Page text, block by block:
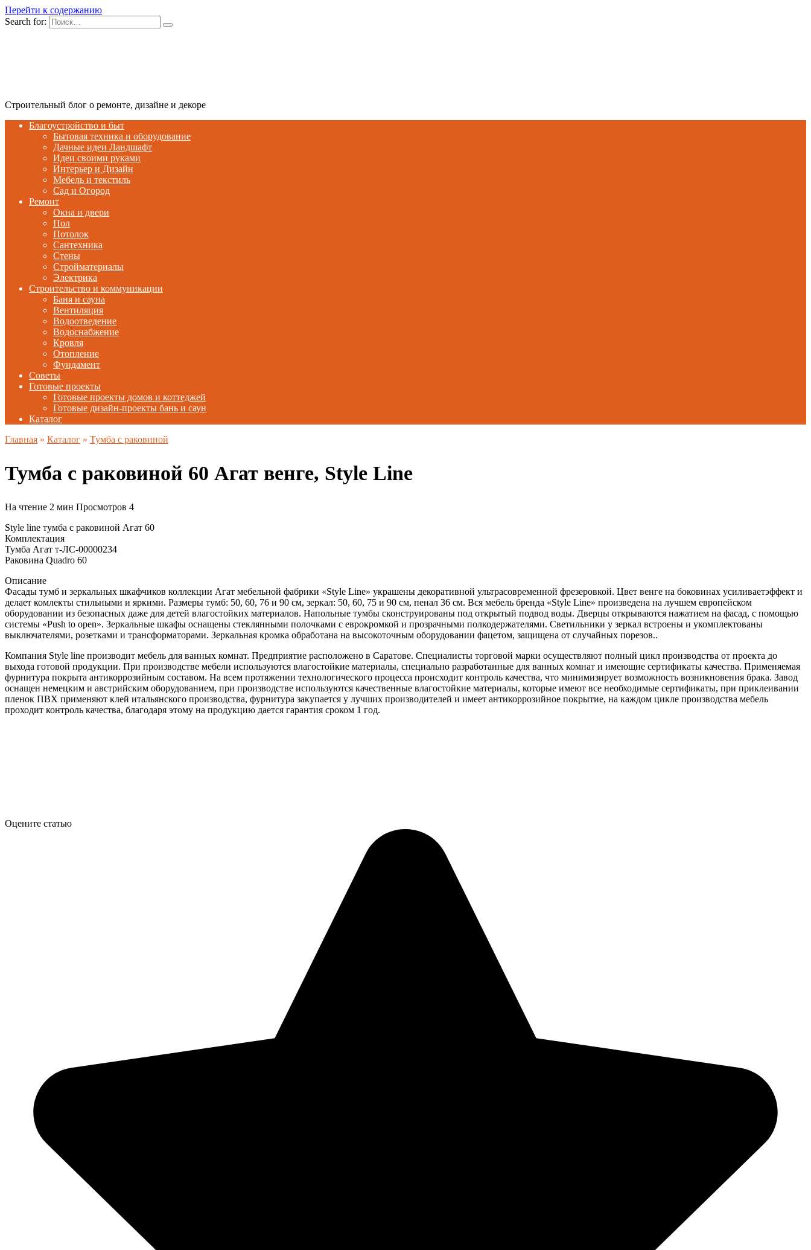
Перейти к содержанию
Search for:
Строительный блог о ремонте, дизайне и декоре
Благоустройство и быт
Бытовая техника и оборудование
Дачные идеи Ландшафт
Идеи своими руками
Интерьер и Дизайн
Мебель и текстиль
Сад и Огород
Ремонт
Окна и двери
Пол
Потолок
Сантехника
Стены
Стройматериалы
Электрика
Строительство и коммуникации
Баня и сауна
Вентиляция
Водоотведение
Водоснабжение
Кровля
Отопление
Фундамент
Советы
Готовые проекты
Готовые проекты домов и коттеджей
Готовые дизайн-проекты бань и саун
Каталог
Главная » Каталог » Тумба с раковиной
Тумба с раковиной 60 Агат венге, Style Line
На чтение 2 мин Просмотров 4
Style line тумба с раковиной Агат 60
Комплектация
Тумба Агат т-ЛС-00000234
Раковина Quadro 60
Описание
Фасады тумб и зеркальных шкафчиков коллекции Агат мебельной фабрики «Style Line» украшены декоративной ультрасовременной фрезеровкой. Цвет венге на боковинах усиливаетэффект и
делает комлекты стильными и яркими. Размеры тумб: 50, 60, 76 и 90 см, зеркал: 50, 60, 75 и 90 см, пенал 36 см. Вся мебель бренда «Style Line» произведена на лучшем европейском
оборудовании из безопасных даже для детей влагостойких материалов. Напольные тумбы сконструированы под открытый подвод воды. Дверцы открываются нажатием на фасад, с помощью
системы «Push to open». Зеркальные шкафы оснащены стеклянными полочками с еврокромкой и прозрачными полкодержателями. Светильники у зеркал встроены и укомплектованы
выключателями, розетками и трансформаторами. Зеркальная кромка обработана на высокоточным оборудовании фацетом, защищена от случайных порезов..
Компания Style line производит мебель для ванных комнат. Предприятие расположено в Саратове. Специалисты торговой марки осуществляют полный цикл производства от проекта до
выхода готовой продукции. При производстве мебели используются влагостойкие материалы, специально разработанные для ванных комнат и имеющие сертификаты качества. Применяемая
фурнитура покрыта антикоррозийным составом. На всем протяжении технологического процесса происходит контроль качества, что минимизирует возможность возникновения брака. Завод
оснащен немецким и австрийским оборудованием, при производстве используются качественные влагостойкие материалы, которые имеют все необходимые сертификаты, при приклеивании
пленок ПВХ применяют клей итальянского производства, фурнитура закупается у лучших производителей и имеет антикоррозийное покрытие, на каждом цикле производства мебель
проходит контроль качества, благодаря этому на продукцию дается гарантия сроком 1 год.
Оцените статью